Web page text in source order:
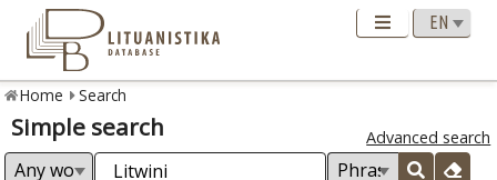
Home Search
Simple search Advanced search